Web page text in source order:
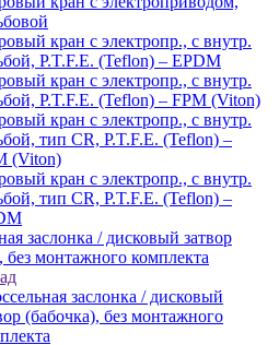
кран с электропр., с внутр.
P.T.F.E. (Teflon) – EPDM
кран с электропр., с внутр.
P.T.F.E. (Teflon) – FPM (Viton)
кран с электропр., с внутр.
тип CR, P.T.F.E. (Teflon) –
(Viton)
кран с электропр., с внутр.
тип CR, P.T.F.E. (Teflon) –
заслонка / дисковый затвор
без монтажного комплекта
заслонка / дисковый
(бабочка), без монтажного